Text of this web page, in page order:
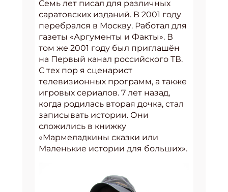
Семь лет писал для различных
саратовских изданий. В 2001 году
перебрался в Москву. Работал для
газеты «Аргументы и Факты». В
том же 2001 году был приглашён
на Первый канал российского ТВ.
С тех пор я сценарист
телевизионных программ, а также
игровых сериалов. 7 лет назад,
когда родилась вторая дочка, стал
записывать истории. Они
сложились в книжку
«Мармеладкины сказки или
Маленькие истории для больших».